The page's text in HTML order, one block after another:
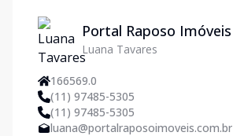
Portal Raposo Imóveis
Luana Tavares
166569.0
(11) 97485-5305
(11) 97485-5305
luana@portalraposoimoveis.com.br